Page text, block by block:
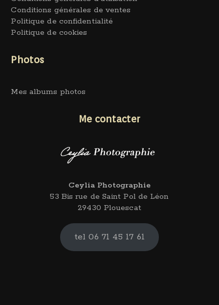
Conditions générales de ventes
Politique de confidentialité
Politique de cookies
Photos
Mes albums photos
Me contacter
Ceylia Photographie
53 Bis rue de Saint Pol de Léon
29430 Plouescat
tel 06 71 45 17 61